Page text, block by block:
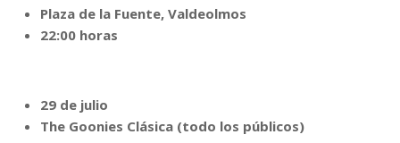
Plaza de la Fuente, Valdeolmos
22:00 horas
29 de julio
The Goonies Clásica (todo los públicos)